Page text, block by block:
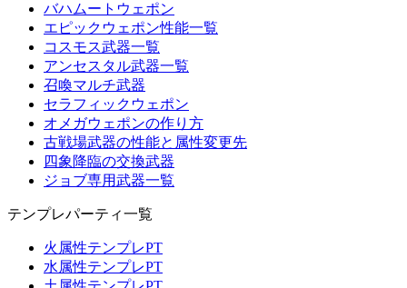
バハムートウェポン
エピックウェポン性能一覧
コスモス武器一覧
アンセスタル武器一覧
召喚マルチ武器
セラフィックウェポン
オメガウェポンの作り方
古戦場武器の性能と属性変更先
四象降臨の交換武器
ジョブ専用武器一覧
テンプレパーティ一覧
火属性テンプレPT
水属性テンプレPT